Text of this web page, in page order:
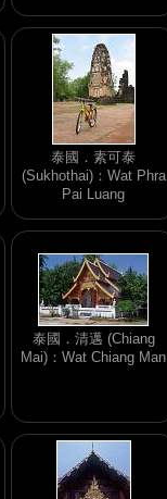
泰國．素可泰
(Sukhothai)：Wat Phra
Pai Luang
泰國．清邁 (Chiang
Mai)：Wat Chiang Man